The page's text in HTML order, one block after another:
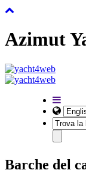
Azimut
Barche del